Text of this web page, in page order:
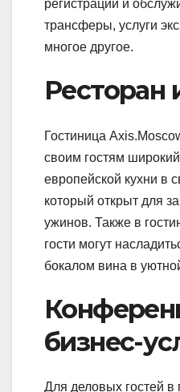
регистрации и
трансферы, услуги
многое другое.
Ресторан
Гостиница
своим гостям
европейской кухни в
который открыт для
ужинов. Также в
гости могут
бокалом вина в
бизнес-
Для деловых гостей в